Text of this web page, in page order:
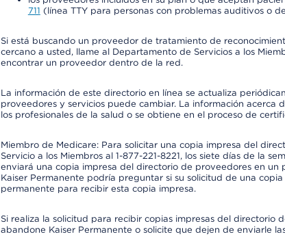
711 (línea TTY para personas con problemas auditivos o
Si está buscando un proveedor de tratamiento de
cercano a usted, llame al Departamento de Servicios a los
encontrar un proveedor dentro de la red.
La información de este directorio en línea se actualiza
proveedores y servicios puede cambiar. La información acerca
los profesionales de la salud o se obtiene en el proceso de
Miembro de Medicare: Para solicitar una copia impresa del
Servicio a los Miembros al 1-877-221-8221, los siete días de la
enviará una copia impresa del directorio de proveedores en un
Kaiser Permanente podría preguntar si su solicitud de una
permanente para recibir esta copia impresa.
Si realiza la solicitud para recibir copias impresas del directorio
abandone Kaiser Permanente o solicite que dejen de enviarle